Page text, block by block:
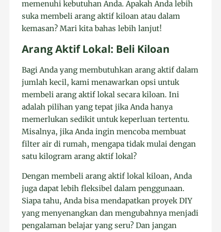
memenuhi kebutuhan Anda. Apakah Anda lebih
suka membeli arang aktif kiloan atau dalam
kemasan? Mari kita bahas lebih lanjut!
Arang Aktif Lokal: Beli Kiloan
Bagi Anda yang membutuhkan arang aktif dalam
jumlah kecil, kami menawarkan opsi untuk
membeli arang aktif lokal secara kiloan. Ini
adalah pilihan yang tepat jika Anda hanya
memerlukan sedikit untuk keperluan tertentu.
Misalnya, jika Anda ingin mencoba membuat
filter air di rumah, mengapa tidak mulai dengan
satu kilogram arang aktif lokal?
Dengan membeli arang aktif lokal kiloan, Anda
juga dapat lebih fleksibel dalam penggunaan.
Siapa tahu, Anda bisa mendapatkan proyek DIY
yang menyenangkan dan mengubahnya menjadi
pengalaman belajar yang seru? Dan jangan